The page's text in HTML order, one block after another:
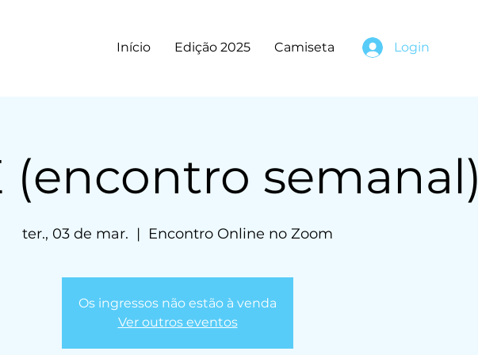
Início Edição 2025 Camiseta Login
(encontro semanal)
ter., 03 de mar.
  |
Encontro Online no Zoom
Os ingressos não estão à venda
Ver outros eventos